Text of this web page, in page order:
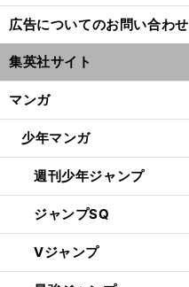
広告についてのお問い合わせ
集英社サイト
マンガ
少年マンガ
週刊少年ジャンプ
ジャンプSQ
Vジャンプ